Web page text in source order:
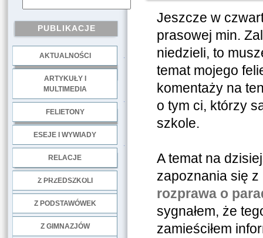
PUBLIKACJE
AKTUALNOŚCI
ARTYKUŁY I
MULTIMEDIA
FELIETONY
ESEJE I WYWIADY
RELACJE
Z PRZEDSZKOLI
Z PODSTAWÓWEK
Z GIMNAZJÓW
Jeszcze w
prasowej min.
niedzieli, to
temat mojego
komentaży na
o tym ci, którzy
szkole.
A temat na
zapoznania się z
rozprawa o
sygnałem, że
zamieściłem